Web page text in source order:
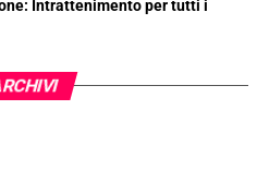
Intrattenimento per tutti i